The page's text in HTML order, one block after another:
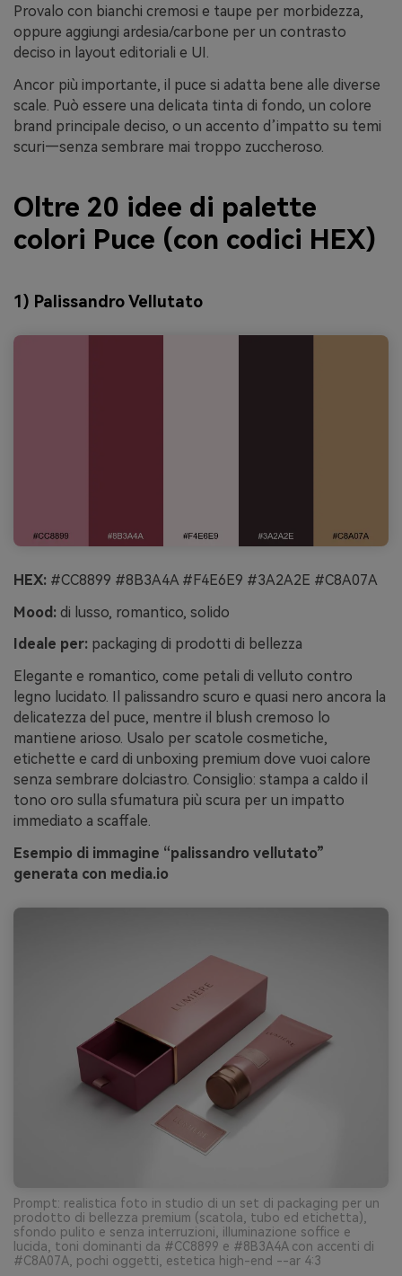
Provalo con bianchi cremosi e taupe per morbidezza,
oppure aggiungi ardesia/carbone per un contrasto
deciso in layout editoriali e UI.
Ancor più importante, il puce si adatta bene alle diverse
scale. Può essere una delicata tinta di fondo, un colore
brand principale deciso, o un accento d’impatto su temi
scuri—senza sembrare mai troppo zuccheroso.
Oltre 20 idee di palette
colori Puce (con codici HEX)
1) Palissandro Vellutato
HEX: #CC8899 #8B3A4A #F4E6E9 #3A2A2E #C8A07A
Mood: di lusso, romantico, solido
Ideale per: packaging di prodotti di bellezza
Elegante e romantico, come petali di velluto contro
legno lucidato. Il palissandro scuro e quasi nero ancora la
delicatezza del puce, mentre il blush cremoso lo
mantiene arioso. Usalo per scatole cosmetiche,
etichette e card di unboxing premium dove vuoi calore
senza sembrare dolciastro. Consiglio: stampa a caldo il
tono oro sulla sfumatura più scura per un impatto
immediato a scaffale.
Esempio di immagine “palissandro vellutato”
generata con media.io
Prompt: realistica foto in studio di un set di packaging per un
prodotto di bellezza premium (scatola, tubo ed etichetta),
sfondo pulito e senza interruzioni, illuminazione soffice e
lucida, toni dominanti da #CC8899 e #8B3A4A con accenti di
#C8A07A, pochi oggetti, estetica high-end --ar 4:3